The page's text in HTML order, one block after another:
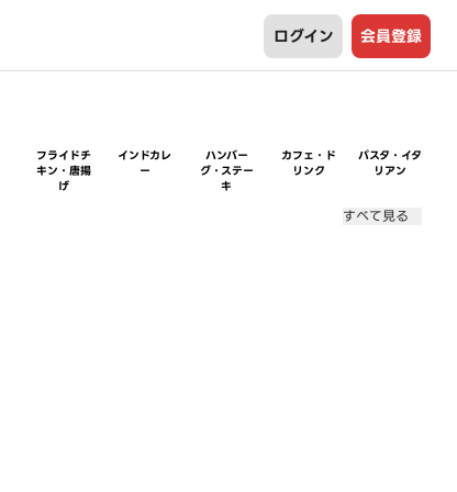
ログイン 会員登録
フライドチ
キン・唐揚
げ
インドカレ
ー
ハンバー
グ・ステー
キ
カフェ・ド
リンク
パスタ・イタ
リアン
すべて見る